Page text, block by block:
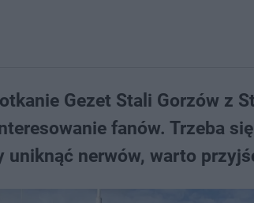
Gezet Stali Gorzów z
fanów. Trzeba
uniknąć nerwów, warto